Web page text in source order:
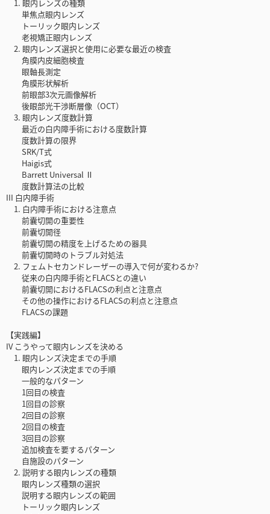
1. 眼内レンズの種類
単焦点眼内レンズ
トーリック眼内レンズ
老視矯正眼内レンズ
2. 眼内レンズ選択と使用に必要な最近の検査
角膜内皮細胞検査
眼軸長測定
角膜形状解析
前眼部3次元画像解析
後眼部光干渉断層像（OCT）
3. 眼内レンズ度数計算
最近の白内障手術における度数計算
度数計算の限界
SRK/T式
Haigis式
Barrett Universal Ⅱ
度数計算法の比較
III 白内障手術
1. 白内障手術における注意点
前囊切開の重要性
前囊切開径
前囊切開の精度を上げるための器具
前囊切開時のトラブル対処法
2. フェムトセカンドレーザーの導入で何が変わるか?
従来の白内障手術とFLACSとの違い
前囊切開におけるFLACSの利点と注意点
その他の操作におけるFLACSの利点と注意点
FLACSの課題
【実践編】
IV こうやって眼内レンズを決める
1. 眼内レンズ決定までの手順
眼内レンズ決定までの手順
一般的なパターン
1回目の検査
1回目の診察
2回目の診察
2回目の検査
3回目の診察
追加検査を要するパターン
自施設のパターン
2. 説明する眼内レンズの種類
眼内レンズ種類の選択
説明する眼内レンズの範囲
トーリック眼内レンズ